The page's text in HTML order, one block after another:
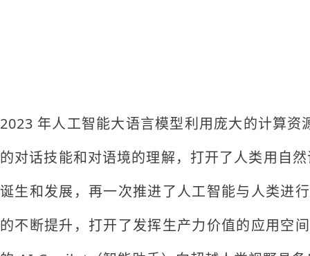
2023 年人工智能大语言模型利用庞大的计算
的对话技能和对语境的理解，打开了人类用自
诞生和发展，再一次推进了人工智能与人类进
的不断提升，打开了发挥生产力价值的应用空